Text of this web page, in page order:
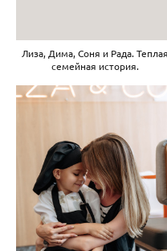
Лиза, Дима, Соня и Рада. Теплая
семейная история.